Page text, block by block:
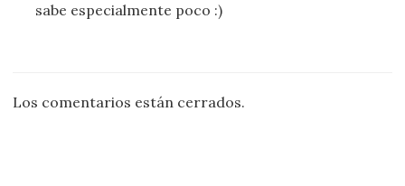
sabe especialmente poco :)
Los comentarios están cerrados.